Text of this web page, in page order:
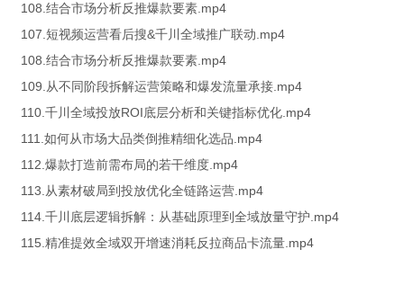
108.结合市场分析反推爆款要素.mp4
107.短视频运营看后搜&千川全域推广联动.mp4
108.结合市场分析反推爆款要素.mp4
109.从不同阶段拆解运营策略和爆发流量承接.mp4
110.千川全域投放ROI底层分析和关键指标优化.mp4
111.如何从市场大品类倒推精细化选品.mp4
112.爆款打造前需布局的若干维度.mp4
113.从素材破局到投放优化全链路运营.mp4
114.千川底层逻辑拆解：从基础原理到全域放量守护.mp4
115.精准提效全域双开增速消耗反拉商品卡流量.mp4